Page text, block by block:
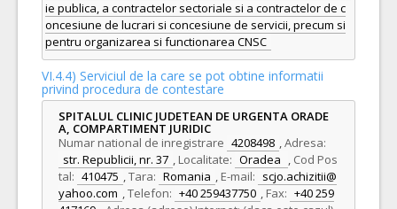
ie publica, a contractelor sectoriale si a contractelor de c
oncesiune de lucrari si concesiune de servicii, precum si
pentru organizarea si functionarea CNSC
VI.4.4) Serviciul de la care se pot obtine informatii
privind procedura de contestare
SPITALUL CLINIC JUDETEAN DE URGENTA ORADE
A, COMPARTIMENT JURIDIC
Numar national de inregistrare 4208498 ,Adresa:
str. Republicii, nr. 37 , Localitate: Oradea , Cod Pos
tal: 410475 ,Tara: Romania , E-mail: scjo.achizitii@
yahoo.com ,Telefon: +40 259437750 , Fax: +40 259